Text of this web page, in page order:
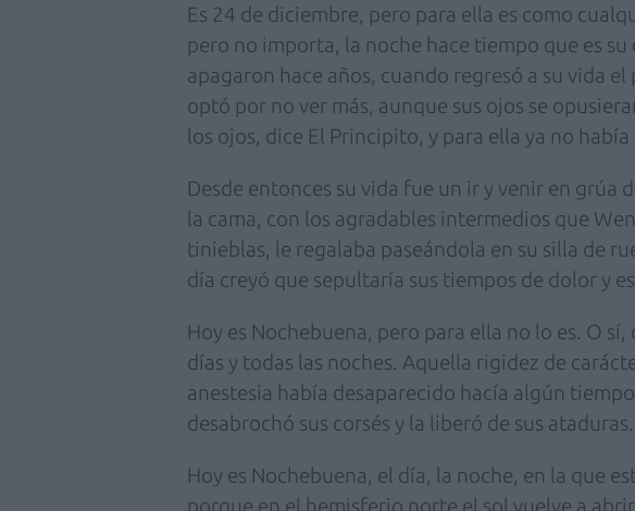
Es 24 de diciembre, pero para ella es como
pero no importa, la noche hace tiempo que es su
apagaron hace años, cuando regresó a su vida el
optó por no ver más, aunque sus ojos se
los ojos, dice El Principito, y para ella ya no había
Desde entonces su vida fue un ir y venir en grúa
la cama, con los agradables intermedios que
tinieblas, le regalaba paseándola en su silla de
día creyó que sepultaría sus tiempos de dolor y
Hoy es Nochebuena, pero para ella no lo es. O
días y todas las noches. Aquella rigidez de
anestesia había desaparecido hacía algún
desabrochó sus corsés y la liberó de sus ataduras.
Hoy es Nochebuena, el día, la noche, en la que
porque en el hemisferio norte el sol vuelve a